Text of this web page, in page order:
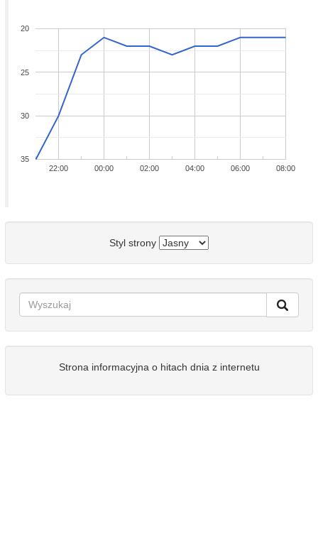
22:00 00:00 02:00 04:00 06:00 08:00
20
25
30
35
Styl strony
Strona informacyjna o hitach dnia z internetu